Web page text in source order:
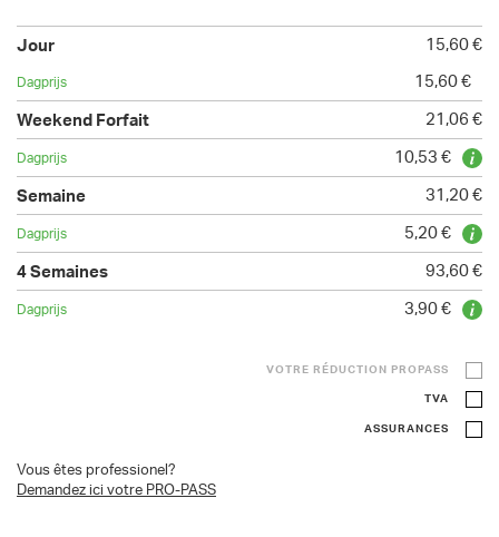
15,60 €
15,60 €
21,06 €
10,53 €
31,20 €
5,20 €
93,60 €
3,90 €
VOTRE RÉDUCTION PROPASS
TVA
ASSURANCES
Vous êtes professionel?
Demandez ici votre PRO-PASS